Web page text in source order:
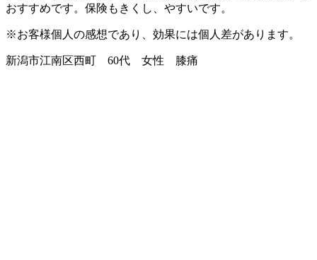
おすすめです。保険もきくし、やすいです。
※お客様個人の感想であり、効果には個人差があります。
新潟市江南区西町 60代 女性 膝痛